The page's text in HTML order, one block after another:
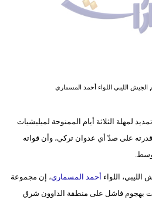
علوم
وتكنولوجيا
مدوَّنات
الليبي اللواء أحمد المسماري
لمهلة الثلاثة أيام الممنوحة لميليشيات
على صدّ أي عدوان تركي، وأن قواته
اللواء أحمد المسماري، إن مجموعة
بهجوم فاشل على منطقة الداوون شرق